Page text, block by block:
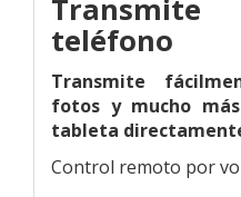
teléfono
Transmite
fotos y mucho
tableta
Control remoto por